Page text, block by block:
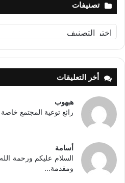
تصنيفات
تصنيفات
أخر التعليقات
هبهوب
رائع توعية المجتمع
أسامة
السلام عليكم ورحمة
ومقدمة...